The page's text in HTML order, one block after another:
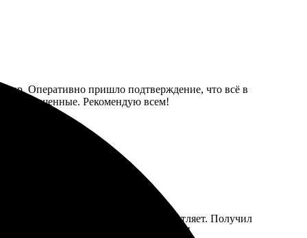
Оперативно пришло подтверждение, что всё в
и насыщенные. Рекомендую всем!
на сайте. Выбор материалов впечатляет. Получил
Рекомендую друзьям и знакомым!